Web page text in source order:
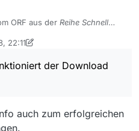
ORF aus der Reihe Schnell
nicht.
22:11
11. Dez. 2018, 21:48
der Download
auch zum erfolgreichen